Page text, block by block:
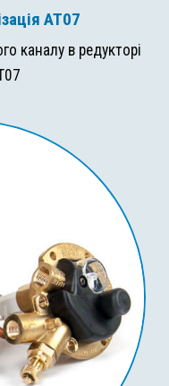
AT07
каналу в редукторі